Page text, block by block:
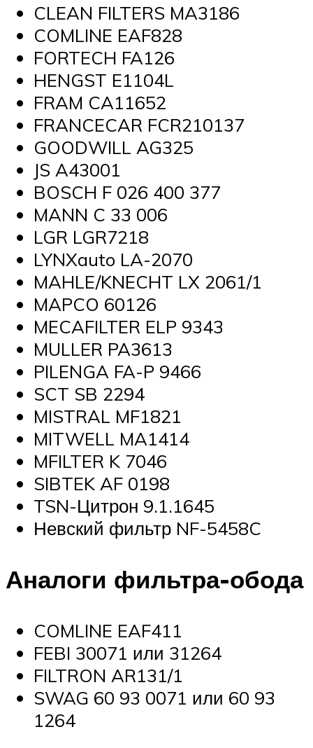
CLEAN FILTERS MA3186
COMLINE EAF828
FORTECH FA126
HENGST E1104L
FRAM CA11652
FRANCECAR FCR210137
GOODWILL AG325
JS A43001
BOSCH F 026 400 377
MANN C 33 006
LGR LGR7218
LYNXauto LA-2070
MAHLE/KNECHT LX 2061/1
MAPCO 60126
MECAFILTER ELP 9343
MULLER PA3613
PILENGA FA-P 9466
SCT SB 2294
MISTRAL MF1821
MITWELL MA1414
MFILTER K 7046
SIBTEK AF 0198
TSN-Цитрон 9.1.1645
Невский фильтр NF-5458C
Аналоги фильтра-обода
COMLINE EAF411
FEBI 30071 или 31264
FILTRON AR131/1
SWAG 60 93 0071 или 60 93
1264